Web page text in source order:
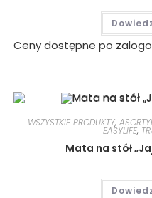
Ceny dostępne po
WSZYSTKIE PRODUKTY,
EASYLIFE,
Mata na stół